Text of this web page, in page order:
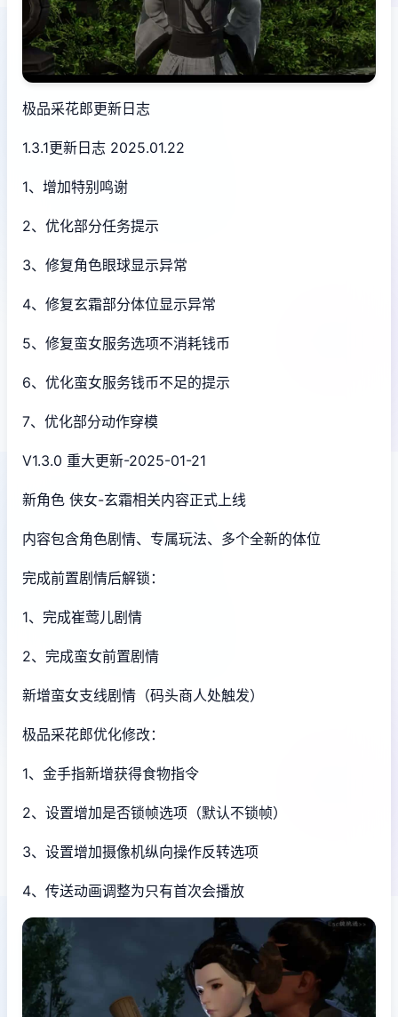
极品采花郎更新日志
1.3.1更新日志 2025.01.22
1、增加特别鸣谢
2、优化部分任务提示
3、修复角色眼球显示异常
4、修复玄霜部分体位显示异常
5、修复蛮女服务选项不消耗钱币
6、优化蛮女服务钱币不足的提示
7、优化部分动作穿模
V1.3.0 重大更新-2025-01-21
新角色 侠女-玄霜相关内容正式上线
内容包含角色剧情、专属玩法、多个全新的体位
完成前置剧情后解锁：
1、完成崔莺儿剧情
2、完成蛮女前置剧情
新增蛮女支线剧情（码头商人处触发）
极品采花郎优化修改：
1、金手指新增获得食物指令
2、设置增加是否锁帧选项（默认不锁帧）
3、设置增加摄像机纵向操作反转选项
4、传送动画调整为只有首次会播放